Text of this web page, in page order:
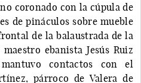
coronado con la cúpula de
de pináculos sobre mueble
de la balaustrada de la
ebanista Jesús Ruiz
contactos con el
párroco de Valera de